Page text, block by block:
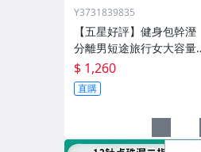
Y3731839835
【五星好評】健身包幹溼
分離男短途旅行女大容量
遊泳手提包大獨立鞋倉
$ 1,260
直購